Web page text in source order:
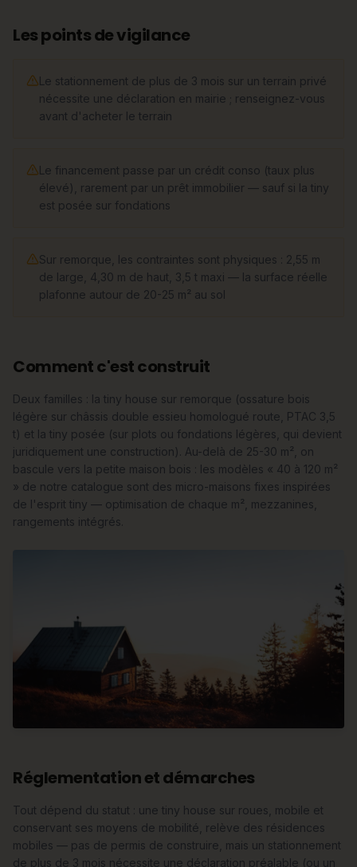
Les points de vigilance
Le stationnement de plus de 3 mois sur un terrain privé
nécessite une déclaration en mairie ; renseignez-vous
avant d'acheter le terrain
Le financement passe par un crédit conso (taux plus
élevé), rarement par un prêt immobilier — sauf si la tiny
est posée sur fondations
Sur remorque, les contraintes sont physiques : 2,55 m
de large, 4,30 m de haut, 3,5 t maxi — la surface réelle
plafonne autour de 20-25 m² au sol
Comment c'est construit
Deux familles : la tiny house sur remorque (ossature bois
légère sur châssis double essieu homologué route, PTAC 3,5
t) et la tiny posée (sur plots ou fondations légères, qui devient
juridiquement une construction). Au-delà de 25-30 m², on
bascule vers la petite maison bois : les modèles « 40 à 120 m²
» de notre catalogue sont des micro-maisons fixes inspirées
de l'esprit tiny — optimisation de chaque m², mezzanines,
rangements intégrés.
Réglementation et démarches
Tout dépend du statut : une tiny house sur roues, mobile et
conservant ses moyens de mobilité, relève des résidences
mobiles — pas de permis de construire, mais un stationnement
de plus de 3 mois nécessite une déclaration préalable (ou un